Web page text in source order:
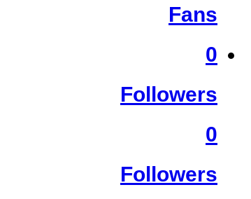
Fans
0
Followers
0
Followers